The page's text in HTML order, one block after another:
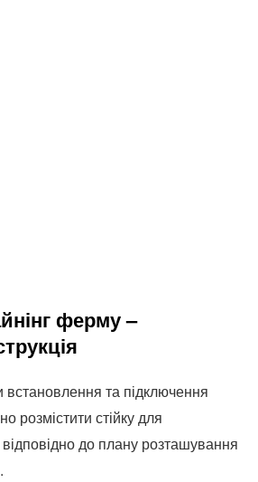
ферму –
та підключення
розмістити стійку для
відповідно до плану розташування